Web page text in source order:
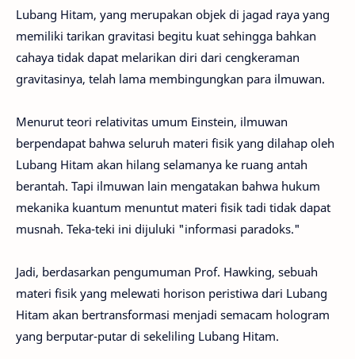
Lubang Hitam, yang merupakan objek di jagad raya yang
memiliki tarikan gravitasi begitu kuat sehingga bahkan
cahaya tidak dapat melarikan diri dari cengkeraman
gravitasinya, telah lama membingungkan para ilmuwan.
Menurut teori relativitas umum Einstein, ilmuwan
berpendapat bahwa seluruh materi fisik yang dilahap oleh
Lubang Hitam akan hilang selamanya ke ruang antah
berantah. Tapi ilmuwan lain mengatakan bahwa hukum
mekanika kuantum menuntut materi fisik tadi tidak dapat
musnah. Teka-teki ini dijuluki "informasi paradoks."
Jadi, berdasarkan pengumuman Prof. Hawking, sebuah
materi fisik yang melewati horison peristiwa dari Lubang
Hitam akan bertransformasi menjadi semacam hologram
yang berputar-putar di sekeliling Lubang Hitam.